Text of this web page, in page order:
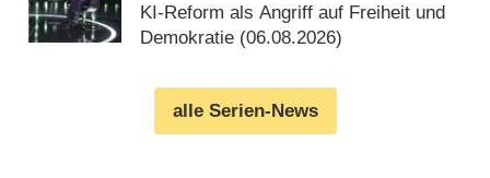
Fernseh-Kammerspiel
KI-Reform als Angriff auf Freiheit und
Demokratie (06.08.2026)
alle Serien-News